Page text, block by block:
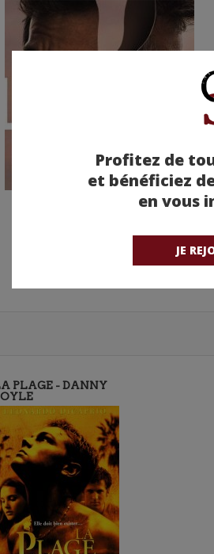
Profitez de
et bénéficiez
en vous
JE
PLAGE - DANNY